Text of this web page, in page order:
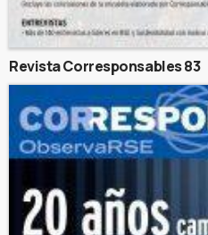
Revista Corresponsables 83